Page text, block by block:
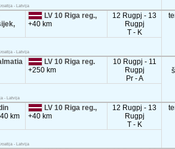
- Latvija
LV 10 Riga reg.,
+40 km
12 Rugpj - 13
Rugpj
T - K
- Latvija
LV 10 Riga reg.
+250 km
10 Rugpj - 11
Rugpj
Pr - A
- Latvija
km
LV 10 Riga reg.,
+40 km
12 Rugpj - 13
Rugpj
T - K
- Latvija